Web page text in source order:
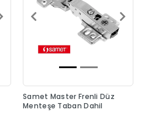
Samet Master Frenli Düz
Menteşe Taban Dahil